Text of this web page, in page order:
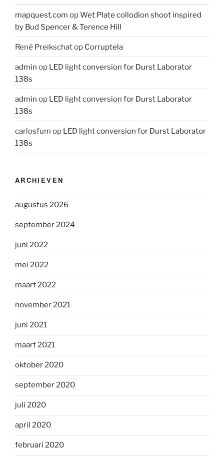
mapquest.com opWet Plate collodion shoot inspired
by Bud Spencer & Terence Hill
René Preikschatop Corruptela
admin op LED light conversion for Durst Laborator
138s
admin op LED light conversion for Durst Laborator
138s
carlosfum op LED light conversion for Durst Laborator
138s
ARCHIEVEN
augustus 2026
september 2024
juni 2022
mei 2022
maart 2022
november 2021
juni 2021
maart 2021
oktober 2020
september 2020
juli 2020
april 2020
februari 2020